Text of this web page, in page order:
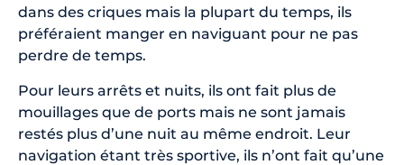
dans des criques mais la plupart du temps, ils
préféraient manger en naviguant pour ne pas
perdre de temps.
Pour leurs arrêts et nuits, ils ont fait plus de
mouillages que de ports mais ne sont jamais
restés plus d’une nuit au même endroit. Leur
navigation étant très sportive, ils n’ont fait qu’une